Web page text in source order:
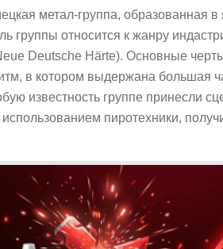
метал-группа, образованная
группы относится к жанру
Deutsche Härte). Основные
в котором выдержана большая
известность группе принесли
пиротехники,